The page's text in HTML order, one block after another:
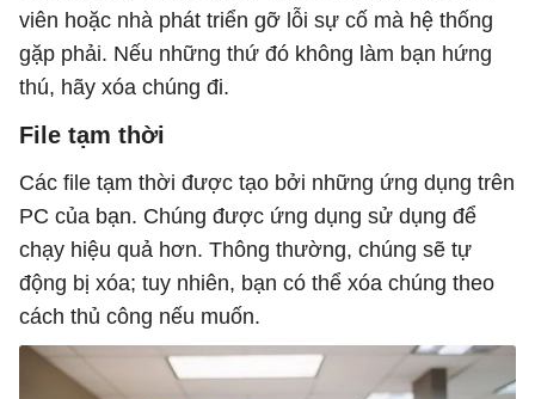
viên hoặc nhà phát triển gỡ lỗi sự cố mà hệ thống
gặp phải. Nếu những thứ đó không làm bạn hứng
thú, hãy xóa chúng đi.
File tạm thời
Các file tạm thời được tạo bởi những ứng dụng trên
PC của bạn. Chúng được ứng dụng sử dụng để
chạy hiệu quả hơn. Thông thường, chúng sẽ tự
động bị xóa; tuy nhiên, bạn có thể xóa chúng theo
cách thủ công nếu muốn.